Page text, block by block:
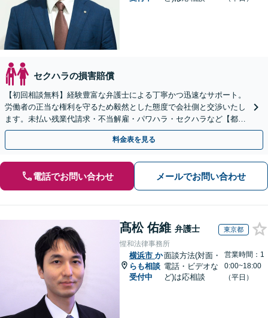
セクハラの損害賠償
【初回相談無料】経験豊富な弁護士による丁寧かつ迅速なサポート。
労働者の正当な権利を守るため毅然とした態度で会社側と交渉いたし
ます。未払い残業代請求・不当解雇・パワハラ・セクハラなど【都庁
前駅直結】【複数拠点あり】
料金表を見る
電話でお問い合わせ メールでお問い合わせ
髙松 佑維 弁護士 東京都
惺和法律事務所
横浜市 か
らも相談
受付中
面談方法(対面・
電話・ビデオな
ど)は応相談
営業時間：1
0:00~18:00
（平日）